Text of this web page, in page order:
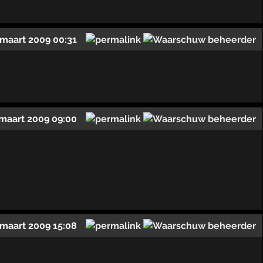
2009 00:31
2009 09:00
2009 15:08